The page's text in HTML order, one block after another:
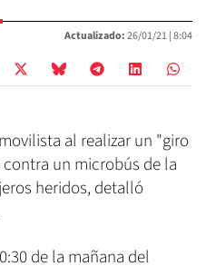
Actualizado:26/01/21 |8:04
al realizar un "giro
un microbús de la
heridos, detalló
de la mañana del